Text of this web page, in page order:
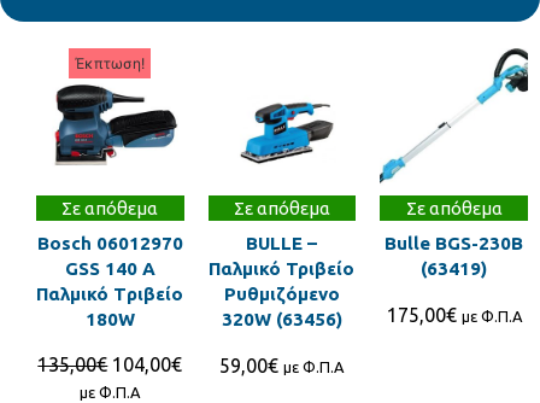
Έκπτωση!
Σε απόθεμα
Bosch 06012970
GSS 140 A
Παλμικό Tριβείο
180W
135,00€ 104,00€
με Φ.Π.Α
Σε απόθεμα
BULLE –
Παλμικό Τριβείο
Ρυθμιζόμενο
320W (63456)
59,00€ με Φ.Π.Α
Σε απόθεμα
Bulle BGS-230B
(63419)
175,00€ με Φ.Π.Α